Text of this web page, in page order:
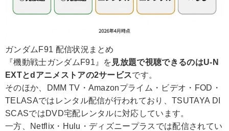
ガンダムF91 配信状況まとめ
『機動戦士ガンダムF91』を 見放題で視聴できるのはU-N
EXTとdアニメストアの2サービスです。
そのほか、DMM TV・Amazonプライム・ビデオ・FOD・
TELASAではレンタル配信が行われており、TSUTAYA DI
SCASではDVD宅配レンタルに対応しています。
一方、Netflix・Hulu・ディズニープラスでは配信されてい